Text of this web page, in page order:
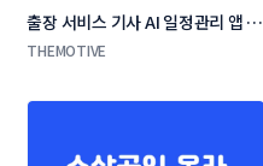
출장 서비스 기사 AI 일정관리 앱 네
이밍 콘테스트
THEMOTIVE